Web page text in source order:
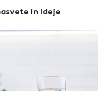
in ideje